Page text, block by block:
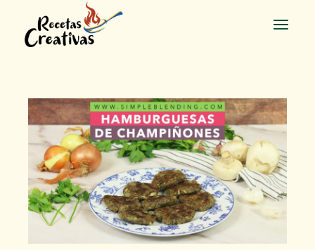
contenido